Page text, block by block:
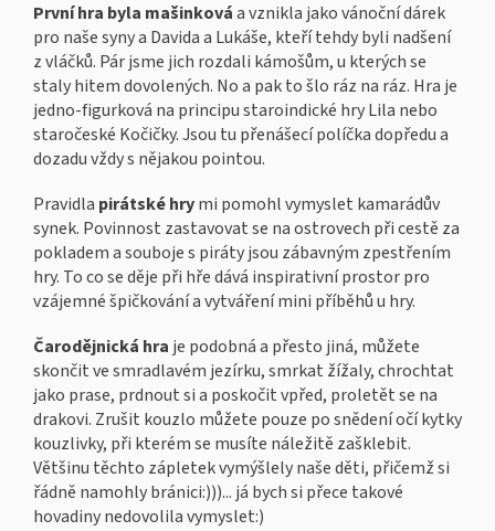
První hra byla mašinkováa vznikla jako vánoční dárek
pro naše syny a Davida a Lukáše, kteří tehdy byli nadšení
z vláčků. Pár jsme jich rozdali kámošům, u kterých se
staly hitem dovolených. No a pak to šlo ráz na ráz. Hra je
jedno-figurková na principu staroindické hry Lila nebo
staročeské Kočičky. Jsou tu přenášecí políčka dopředu a
dozadu vždy s nějakou pointou.
Pravidla pirátské hrymi pomohl vymyslet kamarádův
synek. Povinnost zastavovat se na ostrovech při cestě za
pokladem a souboje s piráty jsou zábavným zpestřením
hry. To co se děje při hře dává inspirativní prostor pro
vzájemné špičkování a vytváření mini příběhů u hry.
Čarodějnická hraje podobná a přesto jiná, můžete
skončit ve smradlavém jezírku, smrkat žížaly, chrochtat
jako prase, prdnout si a poskočit vpřed, proletět se na
drakovi. Zrušit kouzlo můžete pouze po snědení očí kytky
kouzlivky, při kterém se musíte náležitě zašklebit.
Většinu těchto zápletek vymýšlely naše děti, přičemž si
řádně namohly bránici:)))... já bych si přece takové
hovadiny nedovolila vymyslet:)